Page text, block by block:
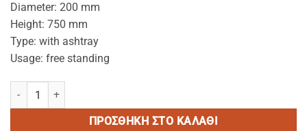
Diameter: 200 mm
Height: 750 mm
Type: with ashtray
Usage: free standing
Prestige Pillar Trash bin with ashtray -Kαδος σκουπιδιων με
ΠΡΟΣΘΉΚΗ ΣΤΟ ΚΑΛΆΘΙ